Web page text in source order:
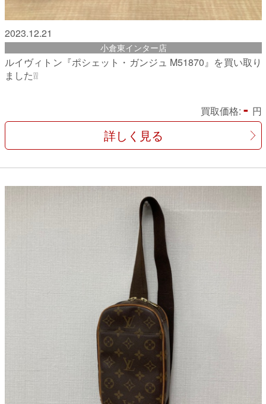
2023.12.21
小倉東インター店
ルイヴィトン『ポシェット・ガンジュ M51870』を買い取り
ました❕❕
買取価格: - 円
詳しく見る